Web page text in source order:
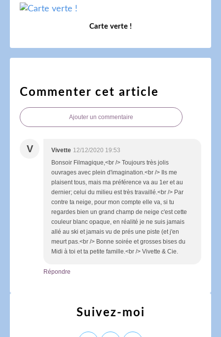
Carte verte !
Commenter cet article
Ajouter un commentaire
V Vivette 12/12/2020 19:53
Bonsoir Filmagique,<br /> Toujours très jolis
ouvrages avec plein d'imagination.<br /> Ils me
plaisent tous, mais ma préférence va au 1er et au
dernier; celui du milieu est très travaillé.<br /> Par
contre ta neige, pour mon compte elle va, si tu
regardes bien un grand champ de neige c'est cette
couleur blanc opaque, en réalité je ne suis jamais
allé au ski et jamais vu de prés une piste (et j'en
meurt pas.<br /> Bonne soirée et grosses bises du
Midi à toi et ta petite famille.<br /> Vivette & Cie.
Répondre
Suivez-moi